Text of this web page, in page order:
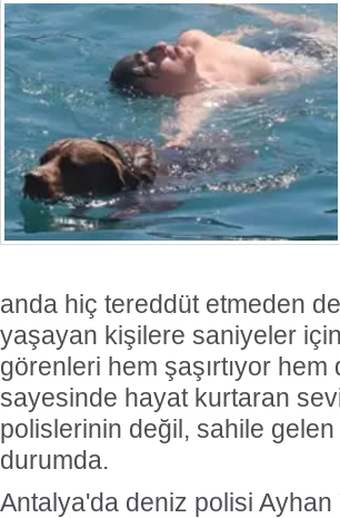
anda hiç tereddüt etmeden
yaşayan kişilere saniyeler
görenleri hem şaşırtıyor
sayesinde hayat kurtaran
polislerinin değil, sahile
durumda.
Antalya'da deniz polisi Ayhan